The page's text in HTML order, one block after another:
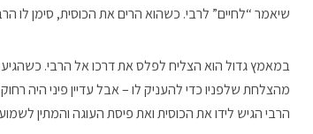
שיאמר “לחיים” לרבי. כשהוא הרים את הכוסית, סימן לו
במאמץ גדול הוא הצליח לפלס את דרכו אל הרבי. כשהגיע,
מהצלחת שלפניו כדי להעניק לו – אבל עדיין פיני היה
הרבי הגיש לידו את הכוסית ואת פיסת העוגה והמתין